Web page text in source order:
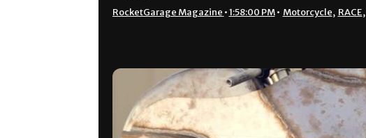
RocketGarage Magazine •1:58:00 PM • Motorcycle, RACE,